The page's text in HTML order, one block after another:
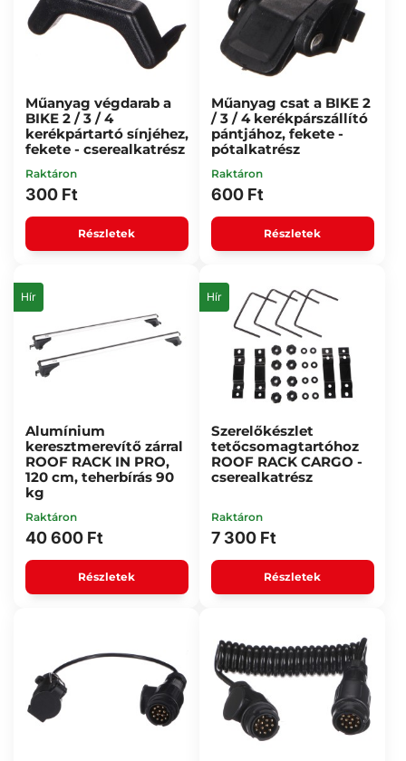
Műanyag végdarab a
BIKE 2 / 3 / 4
kerékpártartó sínjéhez,
fekete - cserealkatrész
Raktáron
300 Ft
Részletek
Műanyag csat a BIKE 2
/ 3 / 4 kerékpárszállító
pántjához, fekete -
pótalkatrész
Raktáron
600 Ft
Részletek
Hír
Alumínium
keresztmerevítő zárral
ROOF RACK IN PRO,
120 cm, teherbírás 90
kg
Raktáron
40 600 Ft
Részletek
Hír
Szerelőkészlet
tetőcsomagtartóhoz
ROOF RACK CARGO -
cserealkatrész
Raktáron
7 300 Ft
Részletek